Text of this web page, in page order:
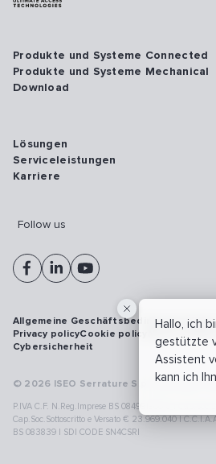
Hallo, ich
gestützte
Assistent
kann ich
Produkte und Systeme Connected
Produkte und Systeme Mechanical
Download
Lösungen
Serviceleistungen
Karriere
Follow us
© 2026 ISEO Serrature S.p.A. All right
P.IVA C.F. N.Reg.Imprese BS 08499190018 |
Cap.Soc.Sottoscritto e Versato € 23.969.040 |
BS 083839 | SDI CODE SN4CSRI
Allgemeine Geschäftsbedingungen
Privacy policyCookie policy Model 231
Cybersicherheit